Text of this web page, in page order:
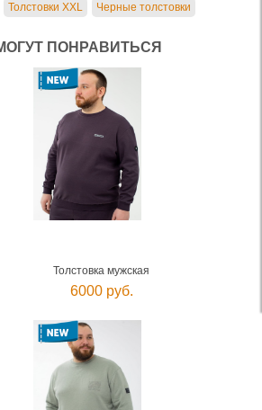
Толстовки XXL Черные толстовки
ПОНРАВИТЬСЯ
Толстовка мужская
6000 руб.